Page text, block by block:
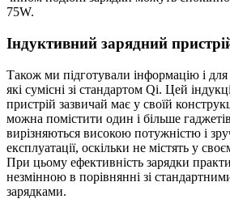
75W.
Індуктивний зарядний
Також ми підготували інформацію і для
які сумісні зі стандартом Qi. Цей
пристрій зазвичай має у своїй
можна помістити один і більше
вирізняються високою потужністю і
експлуатації, оскільки не містять у
При цьому ефективність зарядки
незмінною в порівнянні зі
зарядками.